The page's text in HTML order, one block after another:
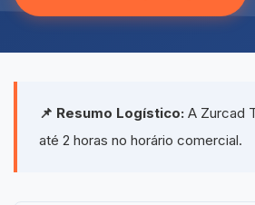
📌 Resumo Logístico: A Zurcad
até 2 horas no horário comercial.